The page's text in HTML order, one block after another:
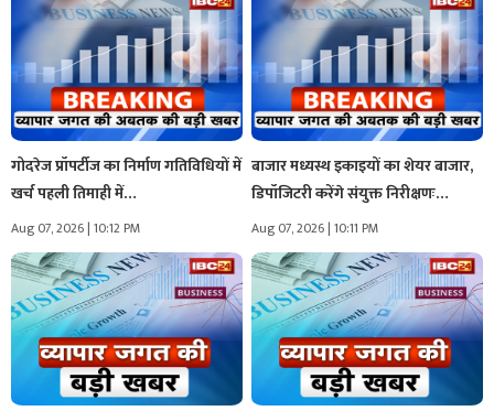
गोदरेज प्रॉपर्टीज का निर्माण गतिविधियों में
खर्च पहली तिमाही में…
Aug 07, 2026 | 10:12 PM
बाजार मध्यस्थ इकाइयों का शेयर बाजार,
डिपॉजिटरी करेंगे संयुक्त निरीक्षणः…
Aug 07, 2026 | 10:11 PM